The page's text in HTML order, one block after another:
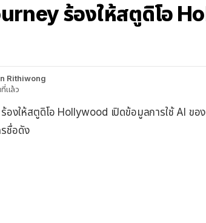
ร้องให้สตูดิโอ
Rithiwong
แล้ว
งให้สตูดิโอ Hollywood เปิดข้อมูลการใช้ AI ขอ
ชื่อดัง